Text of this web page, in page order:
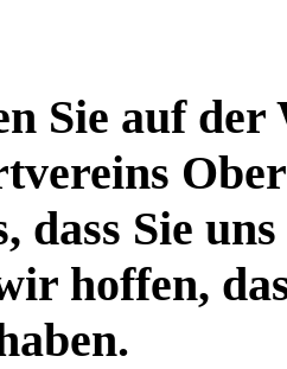
Sie auf der
dass Sie
hoffen,